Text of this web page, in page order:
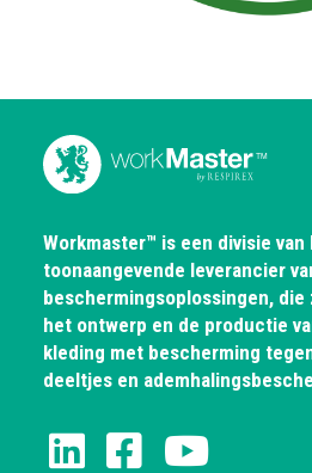
Workmaster™ is een divisie van
toonaangevende leverancier
beschermingsoplossingen,
het ontwerp en de productie
kleding met bescherming
deeltjes en